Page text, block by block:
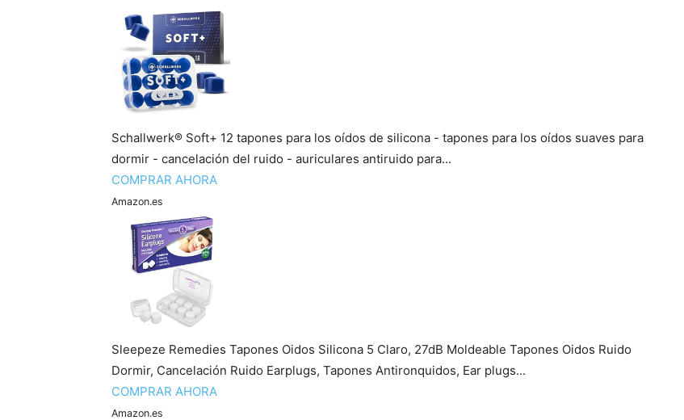
Schallwerk® Soft+ 12 tapones para los oídos de silicona - tapones para los oídos suaves para
dormir - cancelación del ruido - auriculares antiruido para...
COMPRAR AHORA
Amazon.es
Sleepeze Remedies Tapones Oidos Silicona 5 Claro, 27dB Moldeable Tapones Oidos Ruido
Dormir, Cancelación Ruido Earplugs, Tapones Antironquidos, Ear plugs...
COMPRAR AHORA
Amazon.es